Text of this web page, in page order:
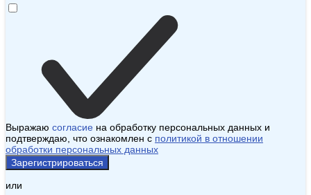
Выражаю согласие на обработку персональных данных и
подтверждаю, что ознакомлен с политикой в отношении
обработки персональных данных
Зарегистрироваться
или